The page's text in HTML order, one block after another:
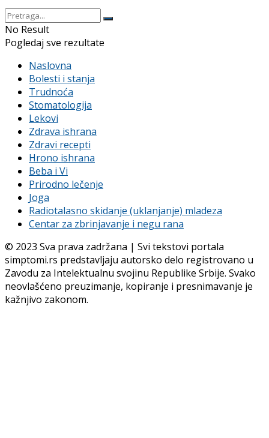
No Result
Pogledaj sve rezultate
Naslovna
Bolesti i stanja
Trudnoća
Stomatologija
Lekovi
Zdrava ishrana
Zdravi recepti
Hrono ishrana
Beba i Vi
Prirodno lečenje
Joga
Radiotalasno skidanje (uklanjanje) mladeza
Centar za zbrinjavanje i negu rana
© 2023 Sva prava zadržana | Svi tekstovi portala
simptomi.rs predstavljaju autorsko delo registrovano u
Zavodu za Intelektualnu svojinu Republike Srbije. Svako
neovlašćeno preuzimanje, kopiranje i presnimavanje je
kažnjivo zakonom.